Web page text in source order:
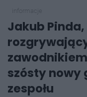
Jakub
szósty nowy
zespołu